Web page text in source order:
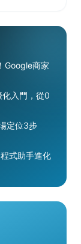
Google商家
化入門，從0
定位3步
式助手進化